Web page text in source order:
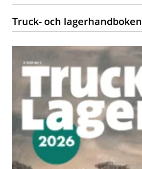
Truck- och lagerhandboken